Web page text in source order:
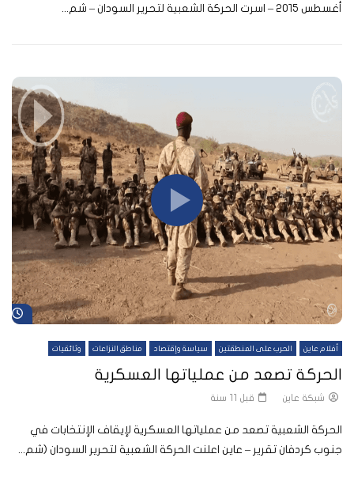
أغسطس ٢٠١٥ – اسرت الحركة الشعبية لتحرير السودان – شم...
أفلام عاين الحرب على المنطقتين سياسة وإقتصاد مناطق النزاعات وثائقيات
الحركة تصعد من عملياتها العسكرية
شبكة عاين قبل 11 سنة
الحركة الشعبية تصعد من عملياتها العسكرية لإيقاف الإنتخابات في
جنوب كردفان تقرير – عاين اعلنت الحركة الشعبية لتحرير السودان (شم...